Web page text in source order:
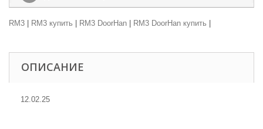
RM3 RM3 купить RM3 DoorHan RM3 DoorHan купить
ОПИСАНИЕ
12.02.25